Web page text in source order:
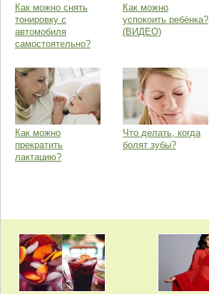
Как можно снять
тонировку с
автомобиля
самостоятельно?
Как можно
успокоить ребёнка?
(ВИДЕО)
Как можно
прекратить
лактацию?
Что делать, когда
болят зубы?